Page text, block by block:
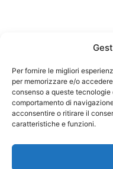
Per fornire le migliori
per memorizzare e/o
consenso a queste
comportamento di
acconsentire o ritirare il
caratteristiche e funzioni.
Federazione
codice
Responsabile sito